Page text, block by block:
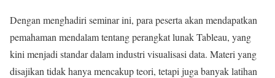
Dengan menghadiri seminar ini, para peserta akan mendapatkan
pemahaman mendalam tentang perangkat lunak Tableau, yang
kini menjadi standar dalam industri visualisasi data. Materi yang
disajikan tidak hanya mencakup teori, tetapi juga banyak latihan